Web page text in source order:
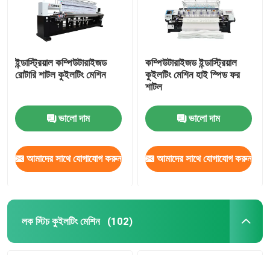
ইন্ডাস্ট্রিয়াল কম্পিউটারাইজড
রোটারি শাটল কুইলটিং মেশিন
ভালো দাম
আমাদের সাথে যোগাযোগ করুন
কম্পিউটারাইজড ইন্ডাস্ট্রিয়াল
কুইলটিং মেশিন হাই স্পিড ফর
শাটল
ভালো দাম
আমাদের সাথে যোগাযোগ করুন
লক স্টিচ কুইলটিং মেশিন (102)